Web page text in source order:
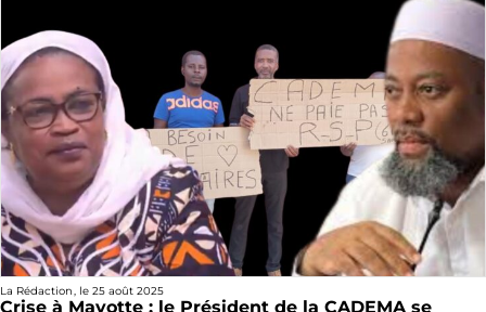
La Rédaction, le 25 août 2025
Crise à Mayotte : le Président de la CADEMA se